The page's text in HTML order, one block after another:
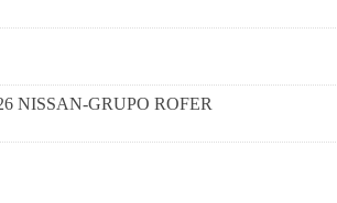
NISSAN-GRUPO ROFER